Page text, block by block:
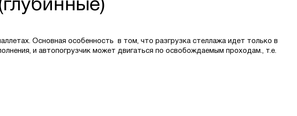
Основная особенность в том, что разгрузка стеллажа идет только в
и автопогрузчик может двигаться по освобождаемым проходам., т.е.